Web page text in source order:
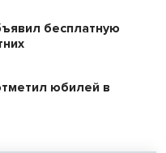
бесплатную
юбилей в